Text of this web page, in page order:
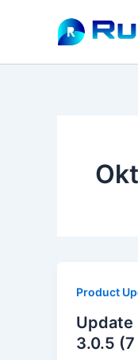
Product
Update
3.0.5